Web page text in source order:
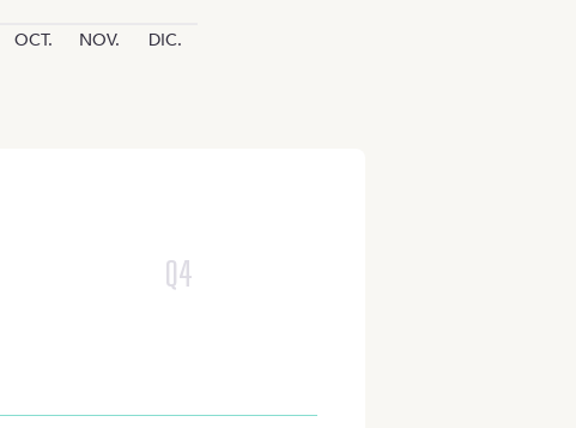
OCT. NOV. DIC.
Q4